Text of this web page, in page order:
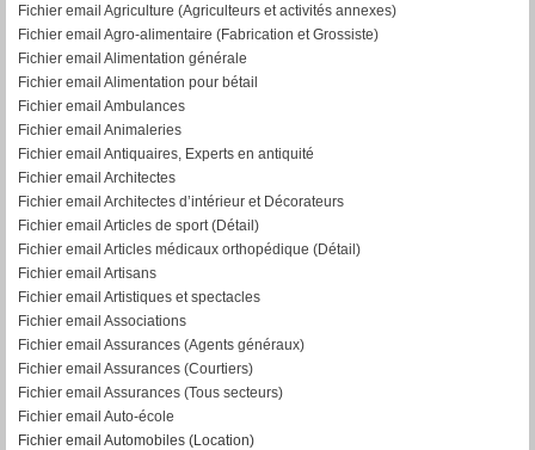
Fichier email Agriculture (Agriculteurs et activités annexes)
Fichier email Agro-alimentaire (Fabrication et Grossiste)
Fichier email Alimentation générale
Fichier email Alimentation pour bétail
Fichier email Ambulances
Fichier email Animaleries
Fichier email Antiquaires, Experts en antiquité
Fichier email Architectes
Fichier email Architectes d’intérieur et Décorateurs
Fichier email Articles de sport (Détail)
Fichier email Articles médicaux orthopédique (Détail)
Fichier email Artisans
Fichier email Artistiques et spectacles
Fichier email Associations
Fichier email Assurances (Agents généraux)
Fichier email Assurances (Courtiers)
Fichier email Assurances (Tous secteurs)
Fichier email Auto-école
Fichier email Automobiles (Location)